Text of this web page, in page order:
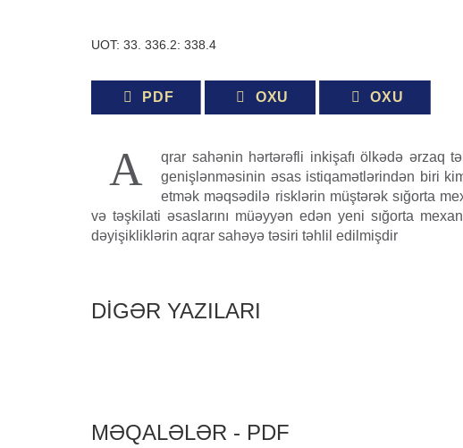
UOT: 33. 336.2: 338.4
PDF OXU OXU
A
qrar sahənin hərtərəfli inkişafı ölkədə ərzaq
genişlənməsinin əsas istiqamətlərindən biri
etmək məqsədilə risklərin müştərək sığorta
və təşkilati əsaslarını müəyyən edən yeni sığorta
dəyişikliklərin aqrar sahəyə təsiri təhlil edilmişdir
DİGƏR YAZILARI
MƏQALƏLƏR - PDF